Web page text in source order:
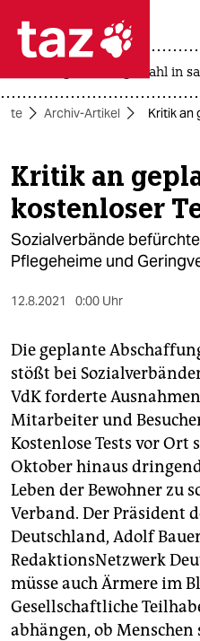
 taz
taz zahl
themen
politik
öko
sport
berlin
nord
wahrheit
verlag
verlag
veranstaltungen
shop
landtagswahl in
Archiv-Artikel Kritik an
Kritik an
kostenloser
Sozialverbände
Pflegeheime und
12.8.2021 0:00 Uhr
Die geplante
stößt bei
VdK forderte
Mitarbeiter und
Kostenlose Tests vor Ort
Oktober hinaus
Leben der Bewohner zu
Verband. Der Präsident
Deutschland, Adolf
RedaktionsNetzwerk
müsse auch Ärmere im
Gesellschaftliche
abhängen, ob